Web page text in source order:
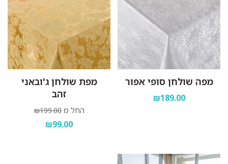
מפה שולחן סופי אפור
₪189.00
מפת שולחן ג'ובאני
זהב
החל מ ₪199.00
₪99.00